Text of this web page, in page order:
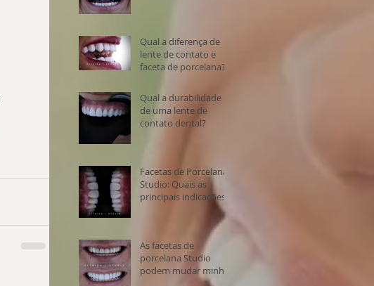
Qual a diferença de
lente de contato e
faceta de porcelana?
Qual a durabilidade
de uma lente de
contato dental?
Facetas de Porcelana
Studio: Quais as
principais indicações?
As facetas de
porcelana Studio
podem mudar minha